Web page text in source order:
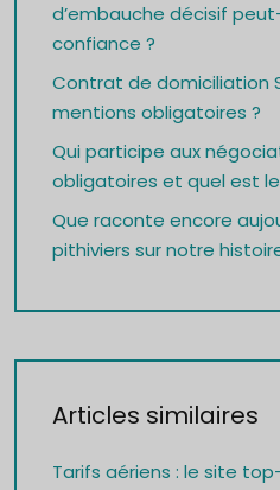
d’embauche décisif
confiance ?
Contrat de domiciliation
mentions obligatoires ?
Qui participe aux
obligatoires et quel est le
Que raconte encore
pithiviers sur notre
Articles similaires
Tarifs aériens : le site